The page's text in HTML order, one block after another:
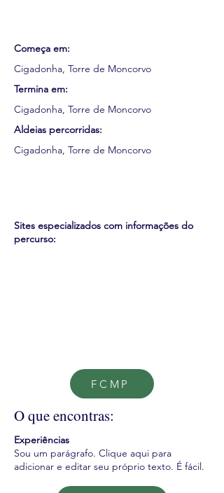
Começa em:
Cigadonha, Torre de Moncorvo
Termina em:
Cigadonha, Torre de Moncorvo
Aldeias percorridas:
Cigadonha, Torre de Moncorvo
Sites especializados com informações do
percurso:
FCMP
O que encontras:
Sou um parágrafo. Clique aqui para
adicionar e editar seu próprio texto. É fácil.
Experiências